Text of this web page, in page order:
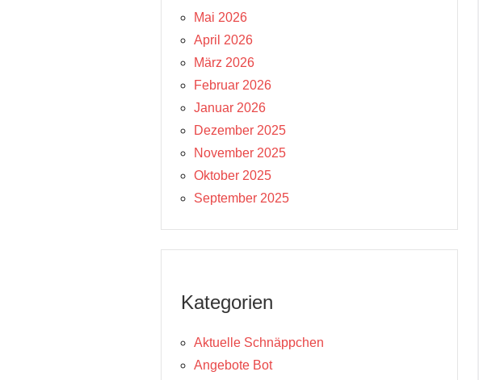
Mai 2026
April 2026
März 2026
Februar 2026
Januar 2026
Dezember 2025
November 2025
Oktober 2025
September 2025
Kategorien
Aktuelle Schnäppchen
Angebote Bot